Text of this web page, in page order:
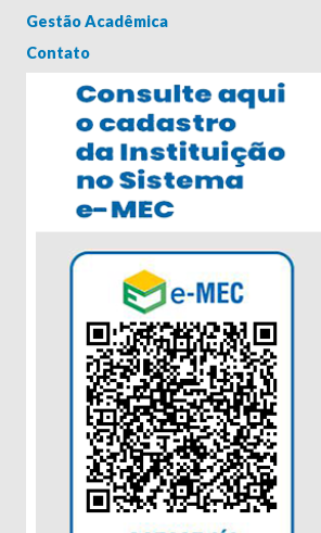
Gestão Acadêmica
Contato